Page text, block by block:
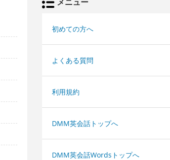
初めての方へ
よくある質問
利用規約
DMM英会話トップへ
DMM英会話Wordsトップへ